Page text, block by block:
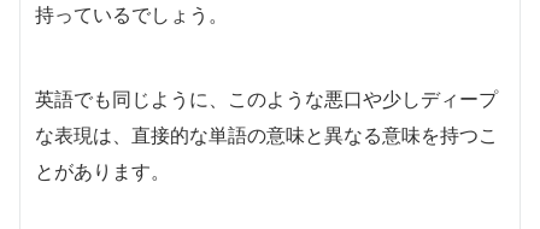
持っているでしょう。
英語でも同じように、このような悪口や少しディープ
な表現は、直接的な単語の意味と異なる意味を持つこ
とがあります。